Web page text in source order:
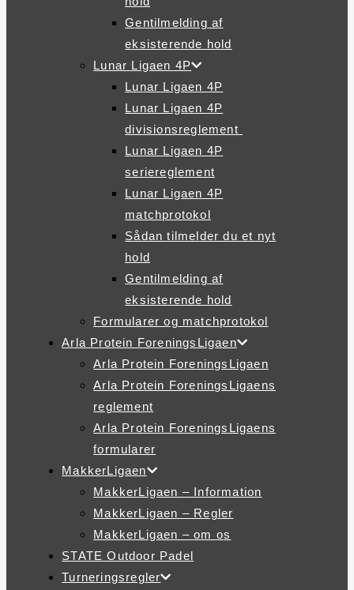
Gentilmelding af
eksisterende hold
Lunar Ligaen 4P
Lunar Ligaen 4P
Lunar Ligaen 4P
divisionsreglement
Lunar Ligaen 4P
seriereglement
Lunar Ligaen 4P
matchprotokol
Sådan tilmelder du et nyt
hold
Gentilmelding af
eksisterende hold
Formularer og matchprotokol
Arla Protein ForeningsLigaen
Arla Protein ForeningsLigaen
Arla Protein ForeningsLigaens
reglement
Arla Protein ForeningsLigaens
formularer
MakkerLigaen
MakkerLigaen – Information
MakkerLigaen – Regler
MakkerLigaen – om os
STATE Outdoor Padel
Turneringsregler